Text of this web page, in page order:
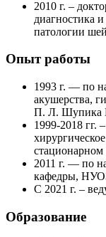
2010 г. –
диагностика
патологии
Опыт работы
1993 г. — по
акушерства,
П. Л. Шупика
1999-2018 гг.
2011 г. — по
кафедры,
С 2021 г. –
Образование